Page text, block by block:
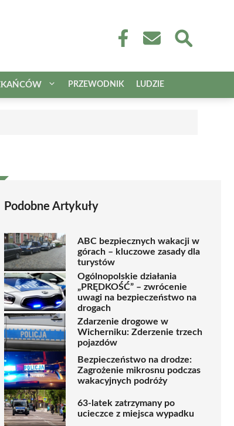
PRZEWODNIK LUDZIE
Podobne Artykuły
ABC bezpiecznych wakacji w
górach – kluczowe zasady dla
turystów
Ogólnopolskie działania
„PRĘDKOŚĆ” – zwrócenie
uwagi na bezpieczeństwo na
drogach
Zdarzenie drogowe w
Wicherniku: Zderzenie trzech
pojazdów
Bezpieczeństwo na drodze:
Zagrożenie mikrosnu podczas
wakacyjnych podróży
63-latek zatrzymany po
ucieczce z miejsca wypadku